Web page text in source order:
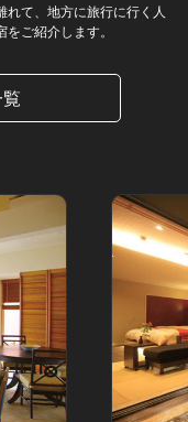
て、地方に旅行に行く人
ご紹介します。